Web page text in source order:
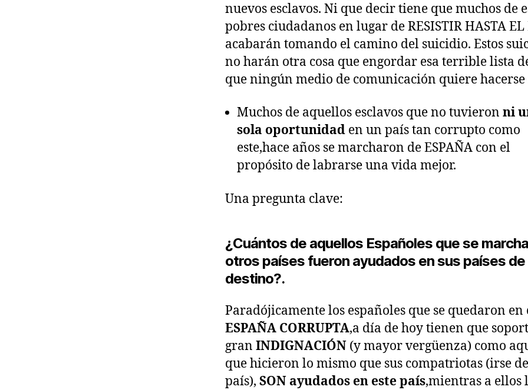
nuevos esclavos. Ni que decir tiene que muchos de
pobres ciudadanos en lugar de RESISTIR HASTA
acabarán tomando el camino del suicidio. Estos
no harán otra cosa que engordar esa terrible lista
que ningún medio de comunicación quiere hacerse
Muchos de aquellos esclavos que no tuvieron ni
sola oportunidad en un país tan corrupto como
este,hace años se marcharon de ESPAÑA con el
propósito de labrarse una vida mejor.
Una pregunta clave:
¿Cuántos de aquellos Españoles que se
otros países fueron ayudados en sus países de
destino?.
Paradójicamente los españoles que se quedaron en
ESPAÑA CORRUPTA,a día de hoy tienen que
gran INDIGNACIÓN (y mayor vergüenza) como
que hicieron lo mismo que sus compatriotas (irse
país), SON ayudados en este país,mientras a ellos